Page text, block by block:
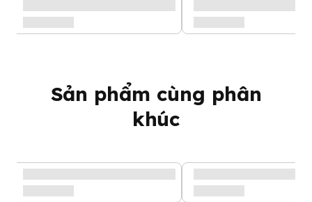
Sản phẩm cùng phân
khúc